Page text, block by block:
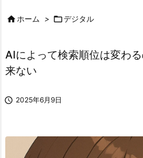
ホーム > デジタル
AIによって検索順位は変わ
来ない
 2025年6月9日